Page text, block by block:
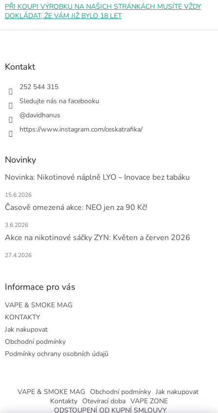
PŘI KOUPI VÝROBKU NA NAŠICH STRÁNKÁCH MUSÍTE VŽDY
DOKLÁDAT, ŽE VÁM JIŽ BYLO 18 LET
Z
Kontakt
252 544 315
Sledujte nás na facebooku
@davidhanus
https://www.instagram.com/ceskatrafika/
Novinky
Novinka: Nikotinové náplně LYO – Inovace bez tabáku
15.6.2026
Časově omezená akce: NEO jen za 90 Kč!
3.6.2026
Akce na nikotinové sáčky ZYN: Květen a červen 2026
27.4.2026
Informace pro vás
VAPE & SMOKE MAG
KONTAKTY
Jak nakupovat
Obchodní podmínky
Podmínky ochrany osobních údajů
VAPE & SMOKE MAG Obchodní podmínky Jak nakupovat
Kontakty Otevírací doba VAPE ZONE
ODSTOUPENÍ OD KUPNÍ SMLOUVY